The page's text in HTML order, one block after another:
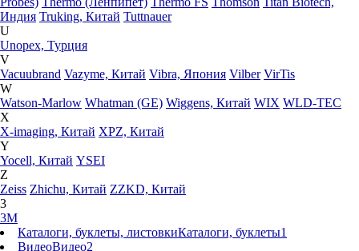
Индия Truking, Китай Tuttnauer
U
Unopex, Турция
V
Vacuubrand Vazyme, Китай Vibra, Япония Vilber VirTis
W
Watson-Marlow Whatman (GE) Wiggens, Китай WIX WLD-TEC
X
X-imaging, Китай XPZ, Китай
Y
Yocell, Китай YSEI
Z
Zeiss Zhichu, Китай ZZKD, Китай
3
3M
Каталоги, буклеты, листовкиКаталоги, буклеты1
ВидеоВидео2